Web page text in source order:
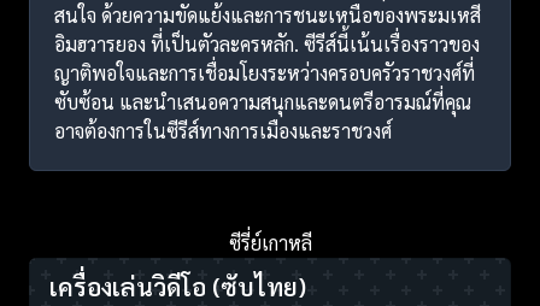
สนใจ ด้วยความขัดแย้งและการชนะเหนือของพระมเหสี
อิมฮวารยอง ที่เป็นตัวละครหลัก. ซีรีส์นี้เน้นเรื่องราวของ
ญาติพอใจและการเชื่อมโยงระหว่างครอบครัวราชวงศ์ที่
ซับซ้อน และนำเสนอความสนุกและดนตรีอารมณ์ที่คุณ
อาจต้องการในซีรีส์ทางการเมืองและราชวงศ์
ซีรี่ย์เกาหลี
เครื่องเล่นวิดีโอ (ซับไทย)